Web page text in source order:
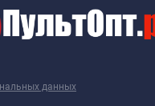
Перед тем как купить
центра BBK, необходимо
техники. Дело в том, что
просто красивое
данных